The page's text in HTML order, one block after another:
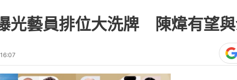
光藝員排位大洗牌 陳煒有望